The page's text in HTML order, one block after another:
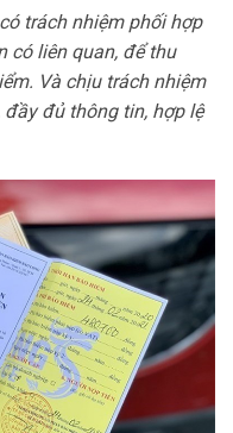
trách nhiệm phối hợp
có liên quan, để thu
Và chịu trách nhiệm
đủ thông tin, hợp lệ